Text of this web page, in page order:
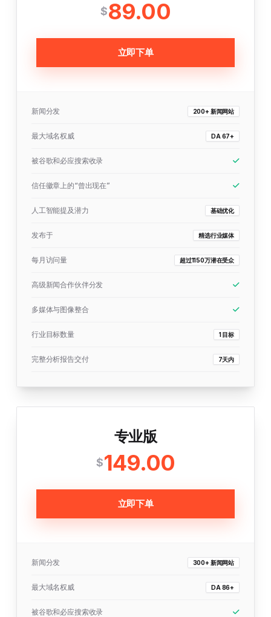
$89.00
立即下单
新闻分发 200+ 新闻网站
最大域名权威 DA 67+
被谷歌和必应搜索收录
信任徽章上的“曾出现在”
人工智能提及潜力 基础优化
发布于 精选行业媒体
每月访问量 超过1150万潜在受众
高级新闻合作伙伴分发
多媒体与图像整合
行业目标数量 1 目标
完整分析报告交付 7天内
专业版
$149.00
立即下单
新闻分发 300+ 新闻网站
最大域名权威 DA 86+
被谷歌和必应搜索收录